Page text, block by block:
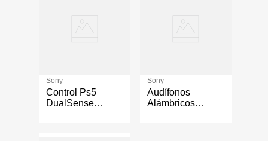
Sony
Control Ps5
DualSense
Sony
Audífonos
Alámbricos